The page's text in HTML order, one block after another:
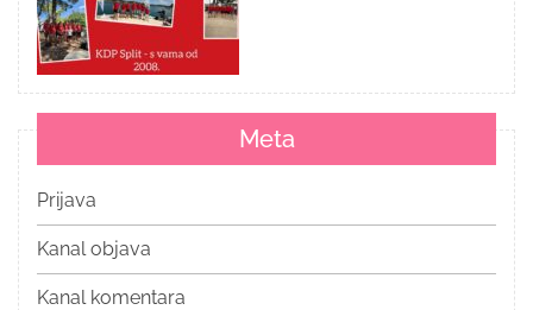
Meta
Prijava
Kanal objava
Kanal komentara